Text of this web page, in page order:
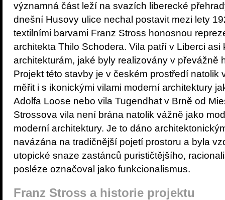
významná část leží na svazích liberecké
dnešní Husovy ulice nechal postavit mezi lety
textilními barvami Franz Stross honosnou
architekta Thilo Schodera. Vila patří v Liberci
architekturám, jaké byly realizovány v převážně
Projekt této stavby je v českém prostředí natolik
měřit i s ikonickými vilami moderní architektury
Adolfa Loose nebo vila Tugendhat v Brně od
Strossova vila není brána natolik vážně jako
moderní architektury. Je to dáno
navázána na tradičnější pojetí prostoru a byla
utopické snaze zastánců purističtějšího,
posléze označoval jako funkcionalismus.
Franz Stross a historie projektu